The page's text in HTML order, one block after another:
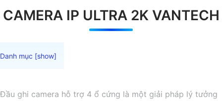
CAMERA IP ULTRA 2K VANTECH
Đầu ghi camera hỗ trợ 4 ổ cứng là một giải pháp lý tưởng